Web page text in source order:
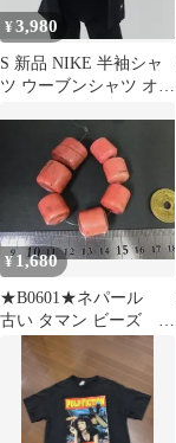
¥3,980
S 新品 NIKE 半袖シャ
ツ ウーブンシャツ オー
¥ 1,680
★B0601★ネパール
古い タマン ビーズ エ
スニック 古色あり
円柱 7個